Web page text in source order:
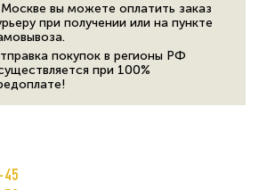
вы можете оплатить заказ
при получении или на пункте
покупок в регионы РФ
при 100%